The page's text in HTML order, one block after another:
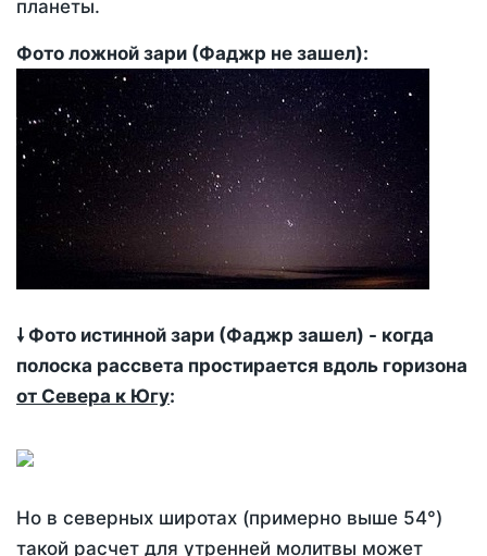
планеты.
Фото ложной зари (Фаджр не зашел):
🠗 Фото истинной зари (Фаджр зашел) - когда
полоска рассвета простирается вдоль горизона
от Севера к Югу:
Но в северных широтах (примерно выше 54°)
такой расчет для утренней молитвы может